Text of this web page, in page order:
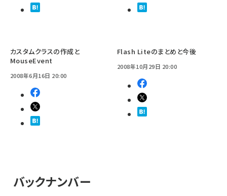
カスタムクラスの作成と
MouseEvent
2008年6月16日 20:00
Flash Liteのまとめと今後
2008年10月29日 20:00
バックナンバー